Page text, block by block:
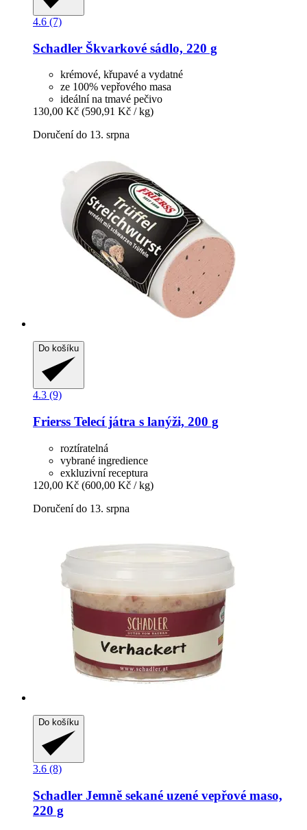
4.6 (7)
Schadler Škvarkové sádlo, 220 g
krémové, křupavé a vydatné
ze 100% vepřového masa
ideální na tmavé pečivo
130,00 Kč (590,91 Kč / kg)
Doručení do 13. srpna
Do košíku
4.3 (9)
Frierss Telecí játra s lanýži, 200 g
roztíratelná
vybrané ingredience
exkluzivní receptura
120,00 Kč (600,00 Kč / kg)
Doručení do 13. srpna
Do košíku
3.6 (8)
Schadler Jemně sekané uzené vepřové maso,
220 g